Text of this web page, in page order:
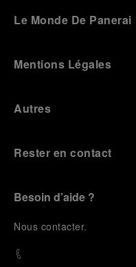
Le Monde De Panerai
Mentions Légales
Autres
Rester en contact
Besoin d’aide ?
Nous contacter.